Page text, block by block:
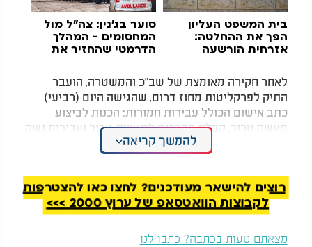
בית המשפט העליון
הפך את ההחלטה:
אזרחית הורשעה
סוער בג'נין: צה"ל מול
המחסומים - המהלך
הדרמטי שהחזיר את
לאחר חקירה מאומצת של שב"כ והמשטרה, הועבר
התיק לפרקליטות מחוז דרום, שהגישה היום (רביעי)
כתב אישום הכולל עבירות חמורות: הכנות לביצוע
מעשה טרור, קבלת הדרכות למטרות טרור ועבירות נשק
מוקדם מנע "פגיעה קשה בחיי אזרחים וחיילים",
והחקירה משקפת מגמה מתמשכת של ניסיונות חדירה
של אידיאולוגיות קיצוניות גם בקרב צעירים מהפנים
הארץ.
להמשך קריאה
רוצים להישאר מעודכנים? לחצו כאן להצטרפות
לקבוצות הוואטסאפ של ערוץ 2000 >>>
מצאתם טעות בכתבה? כתבו לנו